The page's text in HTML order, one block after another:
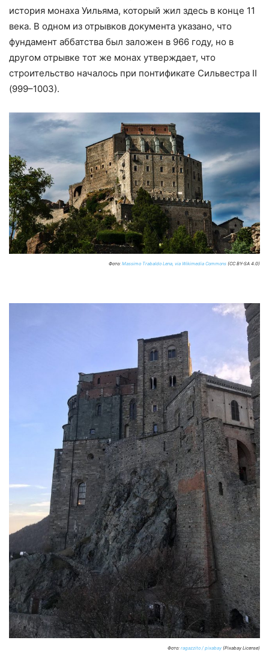
история монаха Уильяма, который жил здесь в конце 11
века. В одном из отрывков документа указано, что
фундамент аббатства был заложен в 966 году, но в
другом отрывке тот же монах утверждает, что
строительство началось при понтификате Сильвестра II
(999–1003).
Фото: Massimo Trabaldo Lena, via Wikimedia Commons (CC BY-SA 4.0)
Фото: ragazzito / pixabay (Pixabay License)